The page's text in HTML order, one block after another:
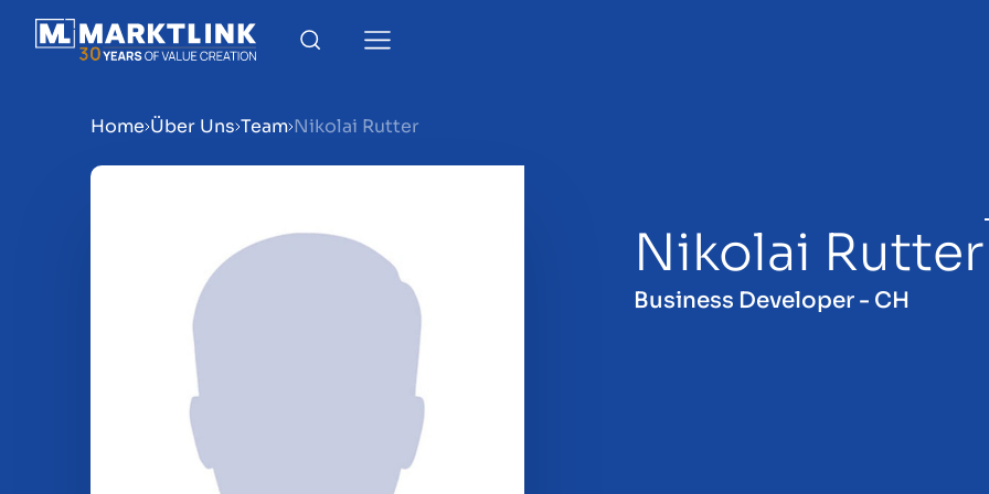
Menu
Verkaufsvorbereitung
Unternehmen verkaufen
Unternehmen kaufen
Home Über Uns Team Nikolai Rutter
Nikolai Rutter
Business Developer - CH